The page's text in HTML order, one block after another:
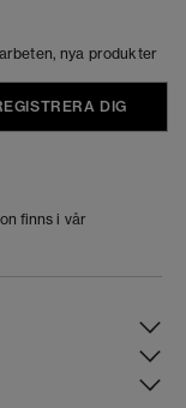
nya produkter
DIG
finns i vår